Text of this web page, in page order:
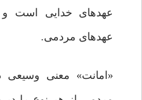
عهدهای خدایی است
عهدهای مردمی.
«امانت» معنی وسیعی